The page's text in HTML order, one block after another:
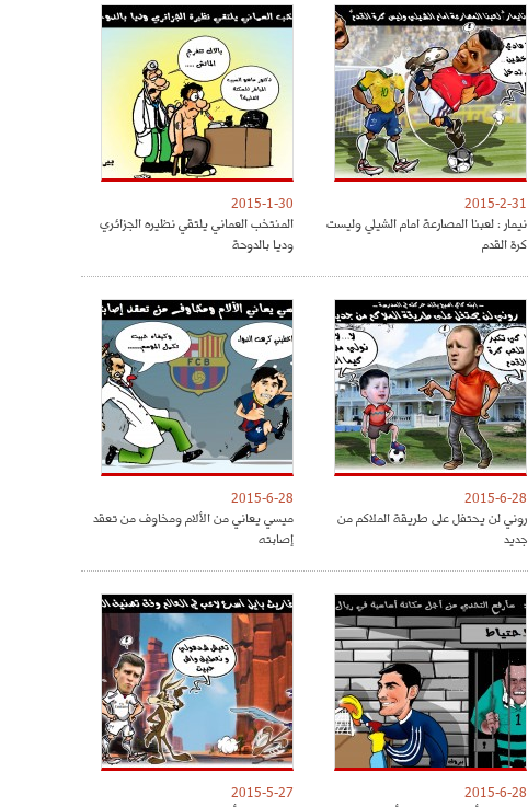
2015-2-31
نيمار : لعبنا المصارعة امام الشيلي وليست
كرة القدم
2015-1-30
المنتخب العماني يلتقي نظيره الجزائري
وديا بالدوحة
2015-6-28
روني لن يحتفل على طريقة الملاكم من
جديد
2015-6-28
ميسي يعاني من الألام ومخاوف من تعقد
إصابته
2015-6-28
2015-5-27